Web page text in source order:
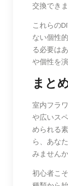
交換できま
これらの
ない個性
る必要は
や個性を
まと
室内フラ
や広いス
められる
ら、あな
みませんか
初心者こ